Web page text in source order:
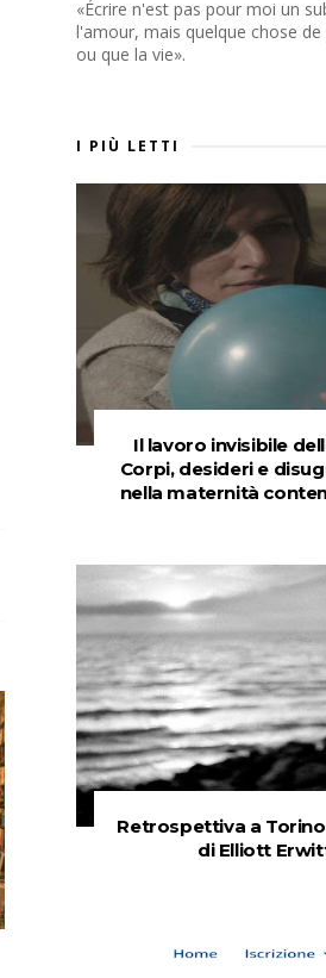
«Écrire n'est pas pour moi un
l'amour, mais quelque chose
ou que la vie».
I PIÙ LETTI
Il lavoro invisibile
Corpi, desideri e
nella maternità
Retrospettiva a
di Elliott